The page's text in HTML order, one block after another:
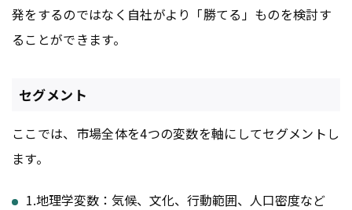
発をするのではなく自社がより「勝てる」ものを検討す
ることができます。
セグメント
ここでは、市場全体を4つの変数を軸にしてセグメントし
ます。
1.地理学変数：気候、文化、行動範囲、人口密度など